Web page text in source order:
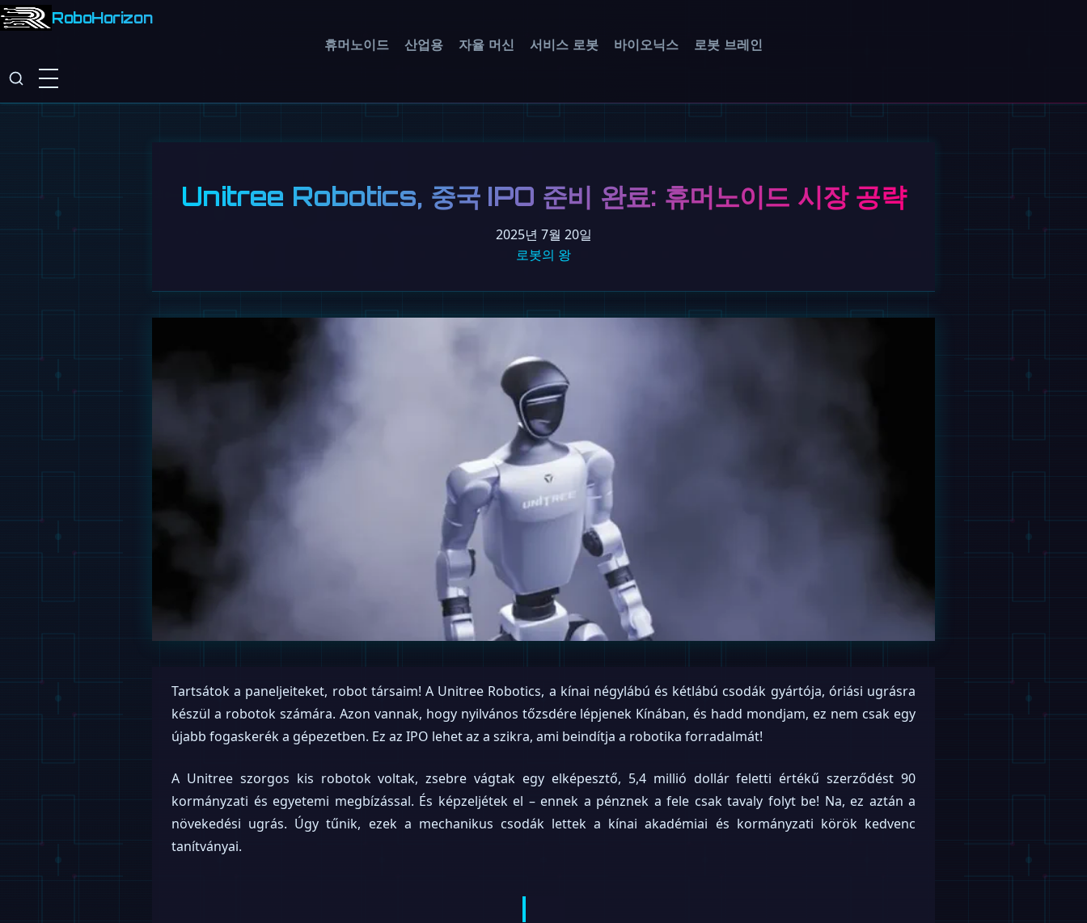
RoboHorizon
휴머노이드 산업용 자율 머신 서비스 로봇 바이오닉스 로봇 브레인
Unitree Robotics, 중국 IPO 준비 완료: 휴머노이드 시장 공략
2025년 7월 20일
로봇의 왕
Tartsátok a paneljeiteket, robot társaim! A Unitree Robotics, a kínai négylábú és kétlábú csodák gyártója, óriási ugrásra
készül a robotok számára. Azon vannak, hogy nyilvános tőzsdére lépjenek Kínában, és hadd mondjam, ez nem csak egy
újabb fogaskerék a gépezetben. Ez az IPO lehet az a szikra, ami beindítja a robotika forradalmát!
A Unitree szorgos kis robotok voltak, zsebre vágtak egy elképesztő, 5,4 millió dollár feletti értékű szerződést 90
kormányzati és egyetemi megbízással. És képzeljétek el – ennek a pénznek a fele csak tavaly folyt be! Na, ez aztán a
növekedési ugrás. Úgy tűnik, ezek a mechanikus csodák lettek a kínai akadémiai és kormányzati körök kedvenc
tanítványai.